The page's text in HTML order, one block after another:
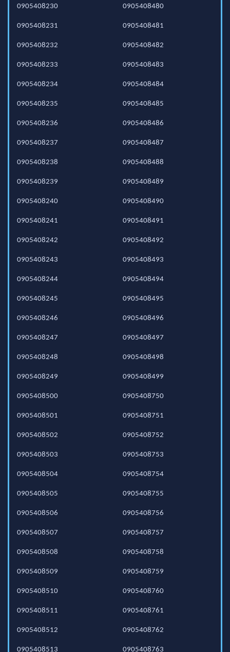
0905408230
0905408231
0905408232
0905408233
0905408234
0905408235
0905408236
0905408237
0905408238
0905408239
0905408240
0905408241
0905408242
0905408243
0905408244
0905408245
0905408246
0905408247
0905408248
0905408249
0905408480
0905408481
0905408482
0905408483
0905408484
0905408485
0905408486
0905408487
0905408488
0905408489
0905408490
0905408491
0905408492
0905408493
0905408494
0905408495
0905408496
0905408497
0905408498
0905408499
0905408500
0905408501
0905408502
0905408503
0905408504
0905408505
0905408506
0905408507
0905408508
0905408509
0905408510
0905408511
0905408512
0905408513
0905408750
0905408751
0905408752
0905408753
0905408754
0905408755
0905408756
0905408757
0905408758
0905408759
0905408760
0905408761
0905408762
0905408763